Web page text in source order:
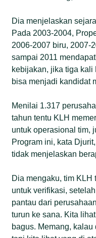
Dia menjelaskan
Pada 2003-2004,
2006-2007 biru, 2007-
sampai 2011
kebijakan, jika tiga kali
bisa menjadi kandidat
Menilai 1.317
tahun tentu KLH
untuk operasional tim,
Program ini, kata
tidak menjelaskan
Dia mengaku, tim KLH
untuk verifikasi,
pantau dari
turun ke sana. Kita
bagus. Memang,